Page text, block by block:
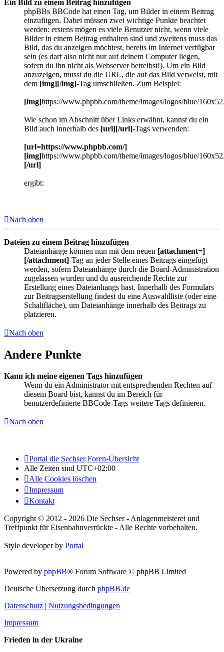
Ein Bild zu einem Beitrag hinzufügen
phpBBs BBCode hat einen Tag, um Bilder in einem Beitrag
einzufügen. Dabei müssen zwei wichtige Punkte beachtet
werden: erstens mögen es viele Benutzer nicht, wenn viele
Bilder in einem Beitrag enthalten sind und zweitens muss das
Bild, das du anzeigen möchtest, bereits im Internet verfügbar
sein (es darf also nicht nur auf deinem Computer liegen,
sofern du ihn nicht als Webserver betreibst!). Um ein Bild
anzuzeigen, musst du die URL, die auf das Bild verweist, mit
dem [img][/img]-Tag umschließen. Zum Beispiel:
[img]https://www.phpbb.com/theme/images/logos/blue/
Wie schon im Abschnitt über Links erwähnt, kannst du ein
Bild auch innerhalb des [url][/url]-Tags verwenden:
[url=https://www.phpbb.com/]
[img]https://www.phpbb.com/theme/images/logos/blue/
[/url]
ergibt:
Nach oben
Dateien zu einem Beitrag hinzufügen
Dateianhänge können nun mit dem neuen [attachment=]
[/attachment]-Tag an jeder Stelle eines Beitrags eingefügt
werden, sofern Dateianhänge durch die Board-Administration
zugelassen wurden und du ausreichende Rechte zur
Erstellung eines Dateianhangs hast. Innerhalb des Formulars
zur Beitragserstellung findest du eine Auswahlliste (oder eine
Schaltfläche), um Dateianhänge innerhalb des Beitrags zu
platzieren.
Nach oben
Andere Punkte
Kann ich meine eigenen Tags hinzufügen
Wenn du ein Administrator mit entsprechenden Rechten auf
diesem Board bist, kannst du im Bereich für
benutzerdefinierte BBCode-Tags weitere Tags definieren.
Nach oben
Portal die Sechser Foren-Übersicht
Alle Zeiten sind UTC+02:00
Alle Cookies löschen
Impressum
Kontakt
Copyright © 2012 - 2026 Die Sechser - Anlagenmeisterei und
Treffpunkt für Eisenbahnverrückte - Alle Rechte vorbehalten.
Style developer by Portal
Powered by phpBB® Forum Software © phpBB Limited
Deutsche Übersetzung durch phpBB.de
Datenschutz | Nutzungsbedingungen
Impressum
Frieden in der Ukraine